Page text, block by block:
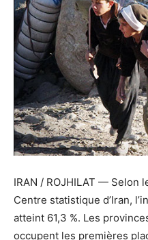
IRAN / ROJHILAT — Selon
Centre statistique d’Iran,
atteint 61,3 %. Les
occupent les premières